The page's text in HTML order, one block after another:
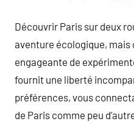
Découvrir Paris sur deux
aventure écologique, mais
engageante de
fournit une liberté
préférences, vous
de Paris comme peu